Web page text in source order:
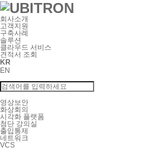
회사소개
고객지원
구축사례
솔루션
클라우드 서비스
견적서 조회
KR
EN
영상보안
화상회의
시각화 플랫폼
첨단 강의실
출입통제
네트워크
VCS